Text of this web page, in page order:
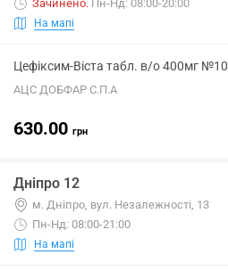
Зачинено. Пн-Нд: 08:00-20:00
На мапі
Цефіксим-Віста табл. в/о 400мг №10
АЦС ДОБФАР С.П.А
630.00 грн
Дніпро 12
м. Дніпро, вул. Незалежності, 13
Пн-Нд: 08:00-21:00
На мапі